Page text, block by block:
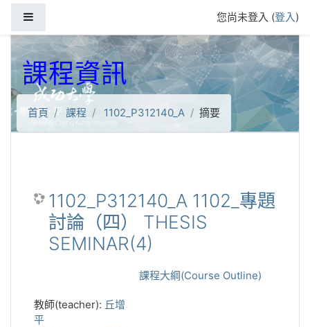
您尚未登入 (登入)
課程資訊
首頁 課程 1102_P312140_A 摘要
1102_P312140_A 1102_專題
討論（四） THESIS
SEMINAR(4)
課程大綱(Course Outline)
教師(teacher): 丘增
平